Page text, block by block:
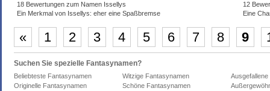
18 Bewertungen zum Namen Issellys
Ein Merkmal von Issellys: eher eine Spaßbremse
12
Eine
« 1 2 3 4 5 6 7 8 9
Suchen Sie spezielle Fantasynamen?
Beliebteste Fantasynamen Witzige Fantasynamen
Originelle Fantasynamen
Schöne Fantasynamen